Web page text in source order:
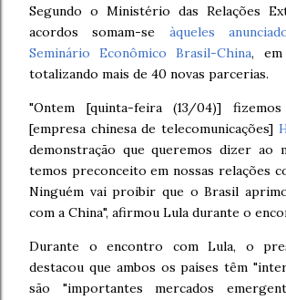
Segundo o Ministério das Relações
acordos somam-se àqueles
Seminário Econômico Brasil-China, em
totalizando mais de 40 novas parcerias.
"Ontem [quinta-feira (13/04)]
[empresa chinesa de telecomunicações]
demonstração que queremos dizer ao
temos preconceito em nossas relações
Ninguém vai proibir que o Brasil
com a China", afirmou Lula durante o
Durante o encontro com Lula, o
destacou que ambos os países têm
são "importantes mercados